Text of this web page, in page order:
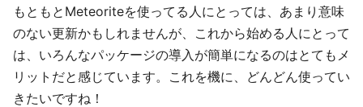
もともとMeteoriteを使ってる人にとっては、あまり意味
のない更新かもしれませんが、これから始める人にとって
は、いろんなパッケージの導入が簡単になるのはとてもメ
リットだと感じています。これを機に、どんどん使ってい
きたいですね！